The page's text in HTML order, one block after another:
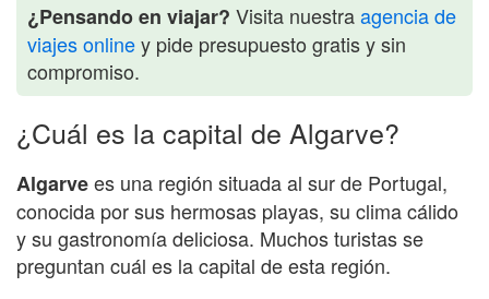
¿Pensando en viajar? Visita nuestraagencia de
viajes onliney pide presupuesto gratis y sin
compromiso.
¿Cuál es la capital de Algarve?
Algarvees una región situada al sur de Portugal,
conocida por sus hermosas playas, su clima cálido
y su gastronomía deliciosa. Muchos turistas se
preguntan cuál es la capital de esta región.